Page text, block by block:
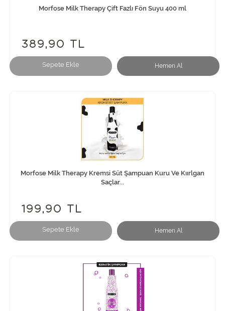
Sepete Ekle Hemen Al
Morfose Milk Therapy Çift Fazlı Fön Suyu 400 ml
389,90 TL
Sepete Ekle Hemen Al
Morfose Milk Therapy Kremsi Süt Şampuan Kuru Ve Kıırlgan
Saçlar...
199,90 TL